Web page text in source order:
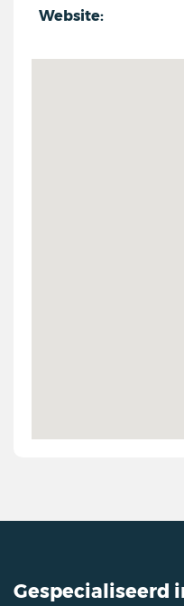
Website:
Gespecialiseerd